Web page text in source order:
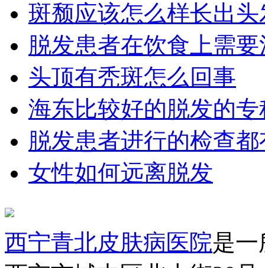
斑颓应该怎么样长出头
脱发患者在饮食上需
头顶有秃斑怎么回事
海东比较好的脱发的
脱发患者进行的检查
女性如何远离脱发
西宁青北皮肤病医院是